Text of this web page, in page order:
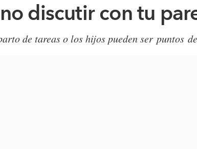
discutir con tu
de tareas o los hijos pueden ser puntos